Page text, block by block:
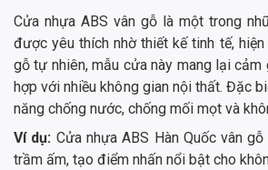
Cửa nhựa ABS vân gỗ là một trong
được yêu thích nhờ thiết kế tinh tế,
gỗ tự nhiên, mẫu cửa này mang lại cảm
hợp với nhiều không gian nội thất. Đặc
năng chống nước, chống mối mọt và
Ví dụ: Cửa nhựa ABS Hàn Quốc vân
trầm ấm, tạo điểm nhấn nổi bật cho